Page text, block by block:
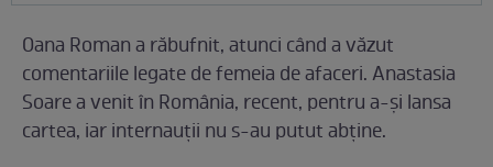
Oana Roman a răbufnit, atunci când a văzut
comentariile legate de femeia de afaceri. Anastasia
Soare a venit în România, recent, pentru a-și lansa
cartea, iar internauții nu s-au putut abține.